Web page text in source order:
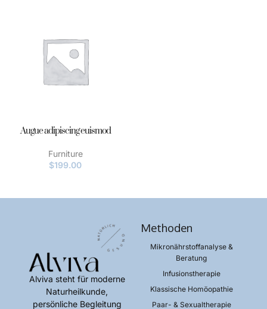
Augue adipiscing euismod
Furniture
$199.00
Alviva steht für moderne
Naturheilkunde,
persönliche Begleitung
Methoden
Mikronährstoffanalyse &
Beratung​
Infusionstherapie​
Klassische Homöopathie​
Paar- & Sexualtherapie​